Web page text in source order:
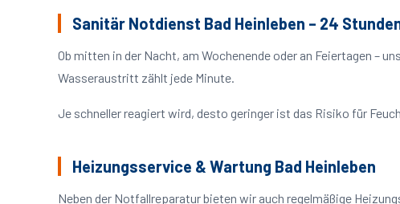
Sanitär Notdienst Bad Heinleben – 24
Ob mitten in der Nacht, am Wochenende oder an Feiertagen –
Wasseraustritt zählt jede Minute.
Je schneller reagiert wird, desto geringer ist das Risiko für
Heizungsservice & Wartung Bad Heinleben
Neben der Notfallreparatur bieten wir auch regelmäßige